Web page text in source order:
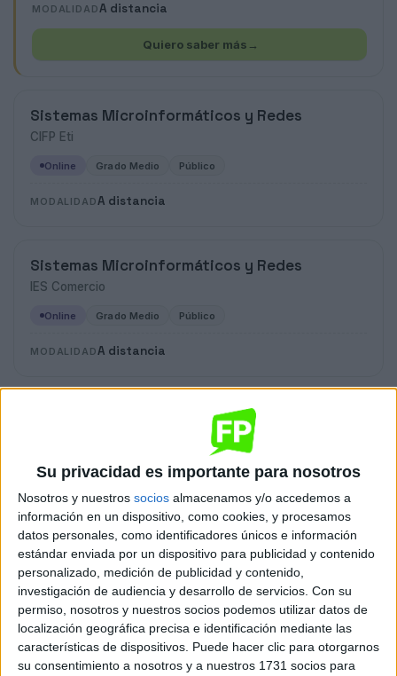
Su privacidad es importante para nosotros
Nosotros y nuestros socios almacenamos y/o accedemos a
información en un dispositivo, como cookies, y procesamos
datos personales, como identificadores únicos e información
estándar enviada por un dispositivo para publicidad y contenido
personalizado, medición de publicidad y contenido,
investigación de audiencia y desarrollo de servicios. Con su
permiso, nosotros y nuestros socios podemos utilizar datos de
localización geográfica precisa e identificación mediante las
características de dispositivos. Puede hacer clic para otorgarnos
su consentimiento a nosotros y a nuestros 1731 socios para
MODALIDADA distancia
Quiero saber más →
Sistemas Microinformáticos y Redes
CIFP Eti
Online Grado Medio Público
MODALIDADA distancia
Sistemas Microinformáticos y Redes
IES Comercio
Online Grado Medio Público
MODALIDADA distancia
Sistemas Microinformáticos y Redes
Online Grado Medio Público
MODALIDADA distancia
Sistemas Microinformáticos y Redes
IES Brianda de Mendoza
Online Grado Medio Público
MODALIDADA distancia